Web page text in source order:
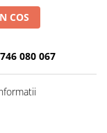
COS
080 067